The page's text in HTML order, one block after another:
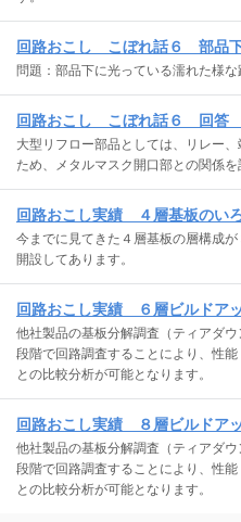
回路おこし こぼれ話６ 部品
問題：部品下に光っている濡れた様
回路おこし こぼれ話６ 回答
大型リフロー部品としては、リレー
ため、メタルマスク開口部との関係を
回路おこし実績 ４層基板のい
今までに見てきた４層基板の層構成
開設してあります。
回路おこし実績 ６層ビルドア
他社製品の基板分解調査（ティアダ
段階で回路調査することにより、性
との比較分析が可能となります。
回路おこし実績 ８層ビルドア
他社製品の基板分解調査（ティアダ
段階で回路調査することにより、性
との比較分析が可能となります。